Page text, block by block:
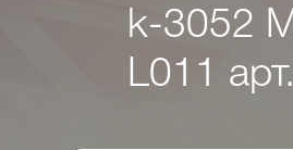
k-3052
L011